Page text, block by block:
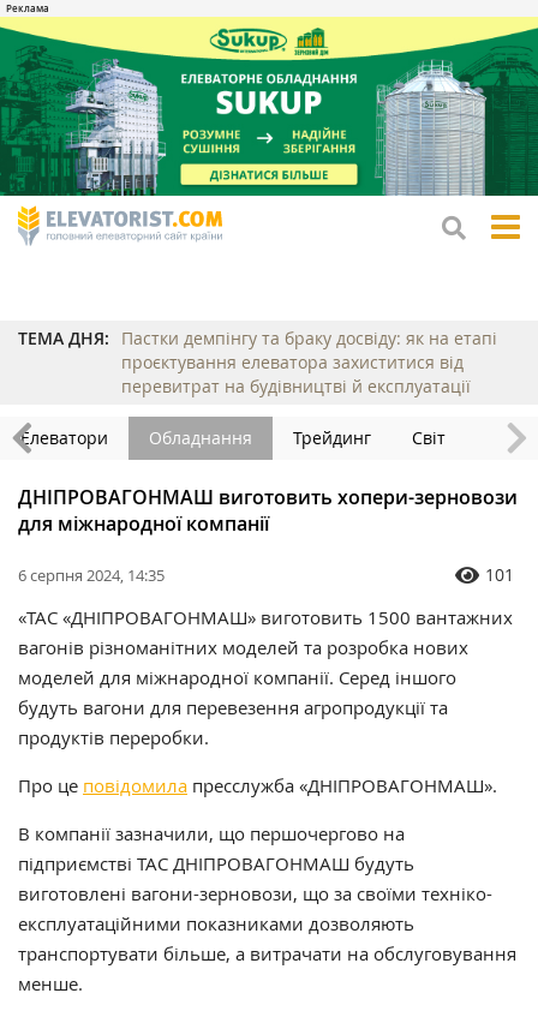
ТЕМА ДНЯ:
Пастки демпінгу та браку досвіду: як на етапі
проєктування елеватора захиститися від
перевитрат на будівництві й експлуатації
Елеватори Обладнання Трейдинг Світ
ДНІПРОВАГОНМАШ виготовить хопери-зерновози
для міжнародної компанії
6 серпня 2024, 14:35 101
«ТАС «ДНІПРОВАГОНМАШ» виготовить 1500 вантажних
вагонів різноманітних моделей та розробка нових
моделей для міжнародної компанії. Серед іншого
будуть вагони для перевезення агропродукції та
продуктів переробки.
Про це повідомила пресслужба «ДНІПРОВАГОНМАШ».
В компанії зазначили, що першочергово на
підприємстві ТАС ДНІПРОВАГОНМАШ будуть
виготовлені вагони-зерновози, що за своїми техніко-
експлуатаційними показниками дозволяють
транспортувати більше, а витрачати на обслуговування
менше.